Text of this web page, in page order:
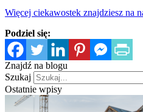
Więcej ciekawostek znajdziesz na
Podziel się:
Znajdź na blogu
Szukaj
Ostatnie wpisy